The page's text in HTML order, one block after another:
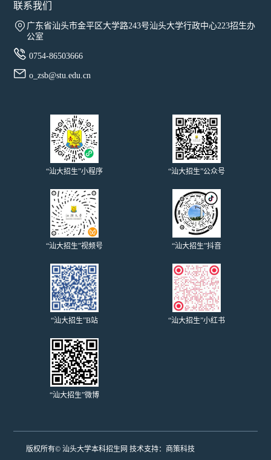
联系我们
广东省汕头市金平区大学路243号汕头大学行政中心223招生办
公室
 0754-86503666
 o_zsb@stu.edu.cn
“汕大招生”小程序 “汕大招生”公众号
“汕大招生”视频号 “汕大招生”抖音
“汕大招生”B站 “汕大招生”小红书
“汕大招生”微博
版权所有© 汕头大学本科招生网 技术支持： 商策科技